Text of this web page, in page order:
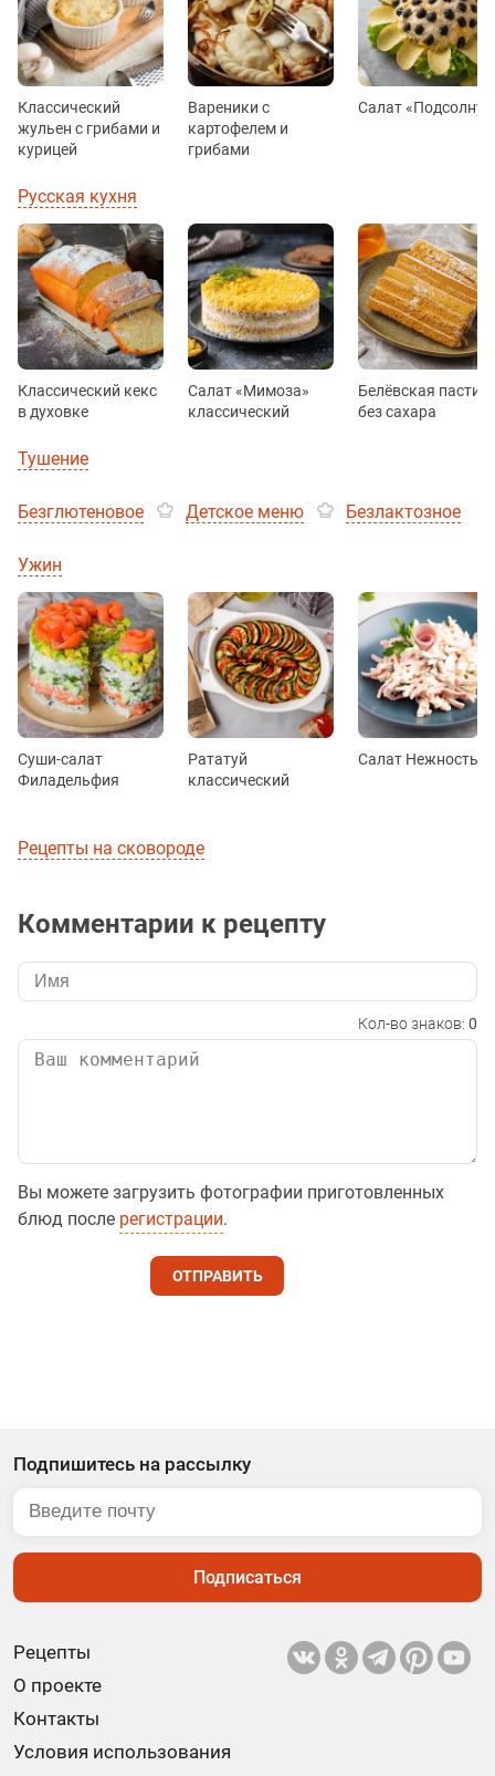
Классический
жульен с грибами и
курицей
Вареники с
картофелем и
грибами
Салат
Русская кухня
Классический кекс
в духовке
Салат «Мимоза»
классический
Белёвская
без сахара
Тушение
Безглютеновое Детское меню Безлактозное
Ужин
Суши-салат
Филадельфия
Рататуй
классический
Салат Нежность
Рецепты на сковороде
Комментарии к рецепту
Кол-во знаков: 0
Вы можете загрузить фотографии приготовленных
блюд после регистрации.
ОТПРАВИТЬ
Рецепты
О проекте
Контакты
Условия использования
Подпишитесь на рассылку
Подписаться